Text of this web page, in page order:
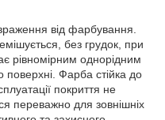
від фарбування.
без грудок, при
рівномірним однорідним
Фарба стійка до
покриття не
переважно для зовнішніх